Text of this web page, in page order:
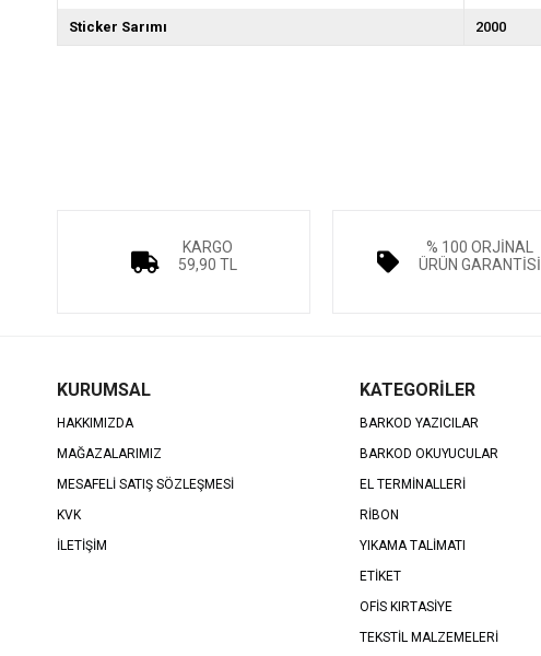
Sticker Sarımı 2000
KARGO
59,90 TL
% 100 ORJİNAL
ÜRÜN GARANTİSİ
KURUMSAL
HAKKIMIZDA
MAĞAZALARIMIZ
MESAFELİ SATIŞ SÖZLEŞMESİ
KVK
İLETİŞİM
KATEGORİLER
BARKOD YAZICILAR
BARKOD OKUYUCULAR
EL TERMİNALLERİ
RİBON
YIKAMA TALİMATI
ETİKET
OFİS KIRTASİYE
TEKSTİL MALZEMELERİ